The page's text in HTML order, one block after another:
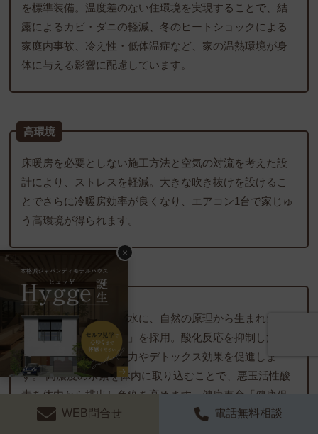
を標準装備。温度差のない住環境を実現することで、結
露によるカビ・ダニの軽減、冬のヒートショックによる
家庭内事故、冷え性・低体温症など、家の温熱環境が身
体に与える影響に配慮しています。
高環境
床暖房を必要としない施工方法と空気の対流を考えた設
計により、ストレスを軽減。大きな吹き抜けを設けるこ
とでさらに冷暖房効率が良くなり、エアコン1台で家じゅ
う高環境が得られます。
高濃度水素生活
家族で使用する全ての水に、自然の原理から生まれた最
先端技術の「生命の水」を採用。酸化反応を抑制し活性
酸素を減少。自然治癒力やデトックス効果を促進しま
す。 高濃度の水素を体内に取り込むことで、悪玉活性酸
素を体内から排出し免疫を高めます。健康寿命「健康促
進＋美＋若さ」の追及に役立てていただけます。
WEB問合せ 電話無料相談
×